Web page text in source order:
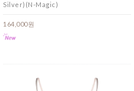
Silver)(N-Magic)
164,000원